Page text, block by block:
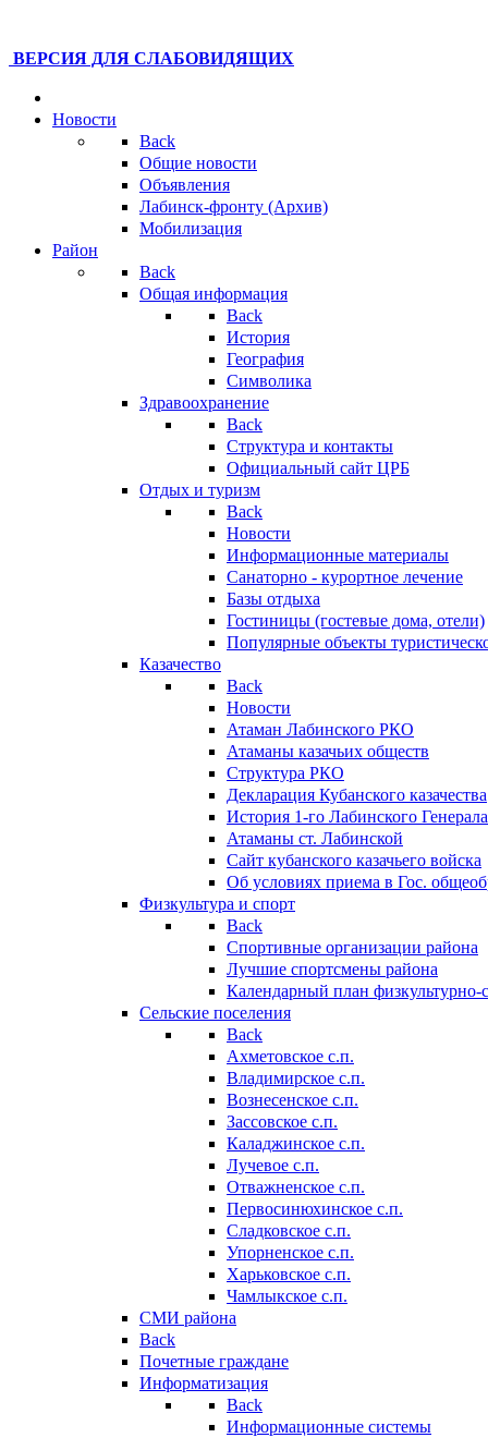
ВЕРСИЯ ДЛЯ СЛАБОВИДЯЩИХ
Новости
Back
Общие новости
Объявления
Лабинск-фронту (Архив)
Мобилизация
Район
Back
Общая информация
Back
История
География
Символика
Здравоохранение
Back
Структура и контакты
Официальный сайт ЦРБ
Отдых и туризм
Back
Новости
Информационные материалы
Санаторно - курортное лечение
Базы отдыха
Гостиницы (гостевые дома, отели)
Популярные объекты
Казачество
Back
Новости
Атаман Лабинского РКО
Атаманы казачьих обществ
Структура РКО
Декларация Кубанского казачества
История 1-го Лабинского
Атаманы ст. Лабинской
Cайт кубанского казачьего войска
Об условиях приема в Гос.
Физкультура и спорт
Back
Спортивные организации района
Лучшие спортсмены района
Календарный план
Сельские поселения
Back
Ахметовское с.п.
Владимирское с.п.
Вознесенское с.п.
Зассовское с.п.
Каладжинское с.п.
Лучевое с.п.
Отважненское с.п.
Первосинюхинское с.п.
Сладковское с.п.
Упорненское с.п.
Харьковское с.п.
Чамлыкское с.п.
СМИ района
Back
Почетные граждане
Информатизация
Back
Информационные системы